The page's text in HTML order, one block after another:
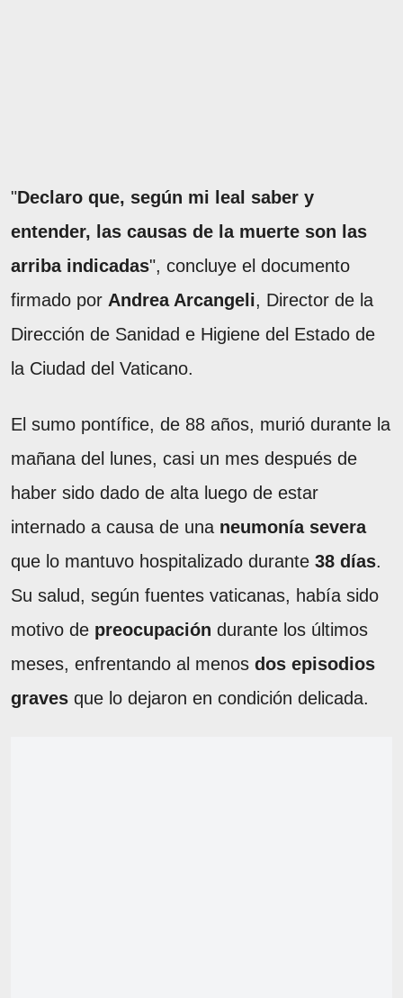
"Declaro que, según mi leal saber y
entender, las causas de la muerte son las
arriba indicadas", concluye el documento
firmado por Andrea Arcangeli, Director de la
Dirección de Sanidad e Higiene del Estado de
la Ciudad del Vaticano.
El sumo pontífice, de 88 años, murió durante la
mañana del lunes, casi un mes después de
haber sido dado de alta luego de estar
internado a causa de una neumonía severa
que lo mantuvo hospitalizado durante 38 días.
Su salud, según fuentes vaticanas, había sido
motivo de preocupación durante los últimos
meses, enfrentando al menos dos episodios
graves que lo dejaron en condición delicada.